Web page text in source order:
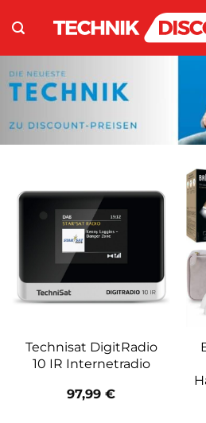
Inhalt
springen
Technisat DigitRadio
10 IR Internetradio
97,99 €